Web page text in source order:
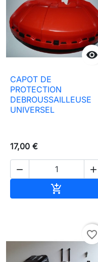

CAPOT DE
PROTECTION
DEBROUSSAILLEUSE
UNIVERSEL
17,00 €
 

favorite_border